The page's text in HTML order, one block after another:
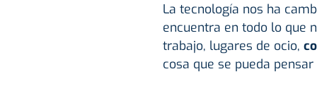
La tecnología nos ha
encuentra en todo lo que
trabajo, lugares de ocio,
cosa que se pueda